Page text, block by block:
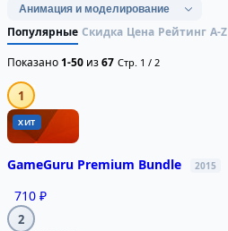
Популярные Скидка Цена Рейтинг A-Z
Показано1-50 из67 Стр. 1 / 2
1
ХИТ
GameGuru Premium Bundle 2015
710 ₽
2